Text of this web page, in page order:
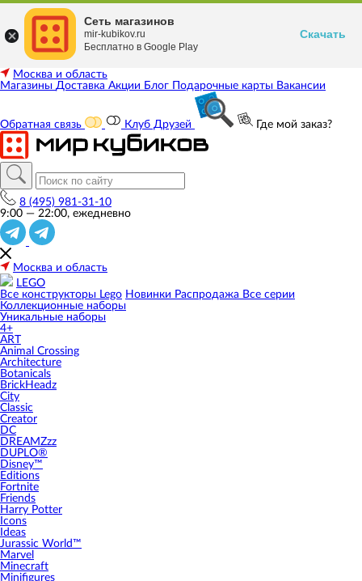
Москва и область
Магазины Доставка Акции Блог Подарочные карты Вакансии
Обратная связь Клуб Друзей Где мой заказ?
8 (495) 981-31-10
9:00 — 22:00, ежедневно
Москва и область
LEGO
Все конструкторы Lego Новинки Распродажа Все серии
Коллекционные наборы
Уникальные наборы
4+
ART
Animal Crossing
Architecture
Botanicals
BrickHeadz
City
Classic
Creator
DC
DREAMZzz
DUPLO®
Disney™
Editions
Fortnite
Friends
Harry Potter
Icons
Ideas
Jurassic World™
Marvel
Minecraft
Minifigures
Сеть магазинов
mir-kubikov.ru
Бесплатно в Google Play
Скачать